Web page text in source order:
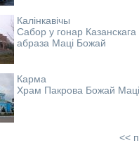
Калінкавічы
Сабор у гонар Казанскага
абраза Маці Божай
Карма
Храм Пакрова Божай Маці
<<